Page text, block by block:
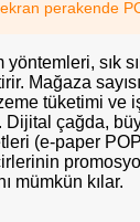
perakende
yöntemleri, sık
Mağaza
tüketimi ve
Dijital çağda,
(e-paper
mümkün kılar.